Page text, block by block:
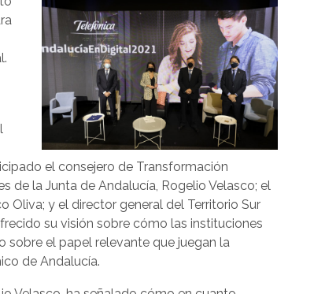
el consejero de Transformación
de la Junta de Andalucía, Rogelio Velasco; el
Oliva; y el director general del Territorio Sur
su visión sobre cómo las instituciones
sobre el papel relevante que juegan la
de Andalucía.